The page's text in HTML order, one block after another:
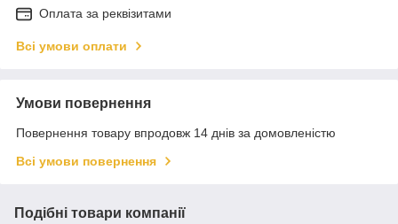
Оплата за реквізитами
Всі умови оплати
Умови повернення
Повернення товару впродовж 14 днів за домовленістю
Всі умови повернення
Подібні товари компанії